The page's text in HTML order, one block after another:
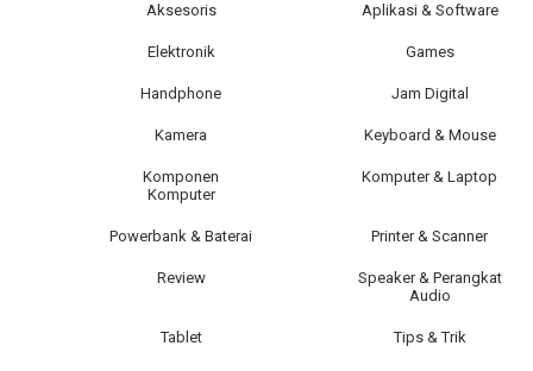
Aksesoris Aplikasi & Software
Elektronik Games
Handphone Jam Digital
Kamera Keyboard & Mouse
Komponen
Komputer
Komputer & Laptop
Powerbank & Baterai Printer & Scanner
Review
Speaker & Perangkat
Audio
Tablet Tips & Trik